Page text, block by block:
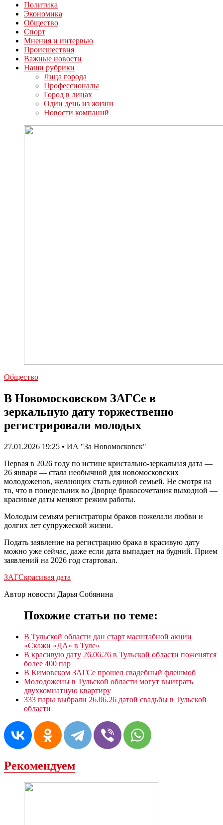
Политика
Экономика
Общество
Спорт
Мнения и интервью
Происшествия
Важные новости
Наши рубрики
Лица города
Профессионалы
Город в лицах
Один день из жизни
Новости компаний
Общество
В Новомосковском ЗАГСе в
зеркальную дату торжественно
регистрировали молодых
27.01.2026 19:25 • ИА "За Новомосковск"
Первая в 2026 году по истине кристально-зеркальная дата —
26 января — стала необычной для новомосковских
молодоженов, желающих стать единой семьей. Не смотря на
то, что в понедельник во Дворце бракосочетания выходной —
красивые даты меняют режим работы.
Молодым семьям регистраторы браков пожелали любви и
долгих лет супружеской жизни.
Подать заявление на регистрацию брака в красивую дату
можно уже сейчас, даже если дата выпадает на будний. Прием
заявлений на 2026 год стартовал.
ЗАГСкрасивая дата
Автор новости Дарья Собянина
Похожие статьи по теме:
В Тульской области дан старт масштабной акции
«Скажи «ДА» в Туле»
В красивую дату 26.06.26 в Тульской области поженятся
более 400 пар
В Кимовском ЗАГСе прошел свадебный флешмоб
Молодожены в Тульской области могут выиграть
двухкомнатную квартиру
333 пары выбрали 26.06.26 датой свадьбы в Тульской
области
Рекомендуем